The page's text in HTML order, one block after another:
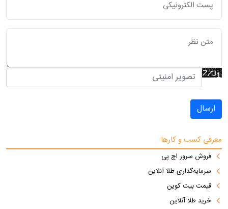
ارسال
معرفی کسب و کارها
فروش سرور اچ پی
سرمایه‌گذاری طلا آنلاین
قیمت بیت کوین
خرید طلا آنلاین